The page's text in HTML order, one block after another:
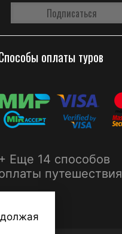
оплаты туров
+ Еще 14 способов
путешествия